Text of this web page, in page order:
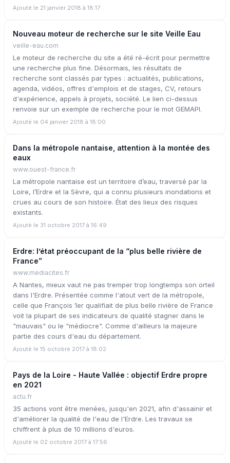
Ajouté le 21 janvier 2018 à 18:17
Nouveau moteur de recherche sur le site Veille Eau
veille-eau.com
Le moteur de recherche du site a été ré-écrit pour permettre
une recherche plus fine. Désormais, les résultats de
recherche sont classés par types : actualités, publications,
agenda, vidéos, offres d'emplois et de stages, CV, retours
d'expérience, appels à projets, société. Le lien ci-dessus
renvoie sur un exemple de recherche pour le mot GEMAPI.
Ajouté le 04 janvier 2018 à 18:00
Dans la métropole nantaise, attention à la montée des
eaux
www.ouest-france.fr
La métropole nantaise est un territoire d’eau, traversé par la
Loire, l’Erdre et la Sèvre, qui a connu plusieurs inondations et
crues au cours de son histoire. État des lieux des risques
existants.
Ajouté le 31 octobre 2017 à 16:49
Erdre: l’état préoccupant de la “plus belle rivière de
France”
www.mediacites.fr
A Nantes, mieux vaut ne pas tremper trop longtemps son orteil
dans l'Erdre. Présentée comme l'atout vert de la métropole,
celle que François 1er qualifiait de plus belle rivière de France
voit la plupart de ses indicateurs de qualité stagner dans le
"mauvais" ou le "médiocre". Comme d'ailleurs la majeure
partie des cours d'eau du département.
Ajouté le 15 octobre 2017 à 18:02
Pays de la Loire - Haute Vallée : objectif Erdre propre
en 2021
actu.fr
35 actions vont être menées, jusqu'en 2021, afin d'assainir et
d'améliorer la qualité de l'eau de l'Erdre. Les travaux se
chiffrent à plus de 10 millions d'euros.
Ajouté le 02 octobre 2017 à 17:56